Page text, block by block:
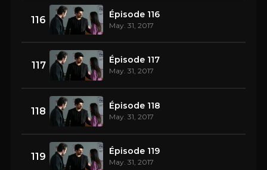
116 Épisode 116
May. 31, 2017
117 Épisode 117
May. 31, 2017
118 Épisode 118
May. 31, 2017
119 Épisode 119
May. 31, 2017